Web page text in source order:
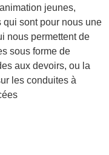
jeunes,
sont pour nous une
nous permettent de
sous forme de
aux devoirs, ou la
les conduites à